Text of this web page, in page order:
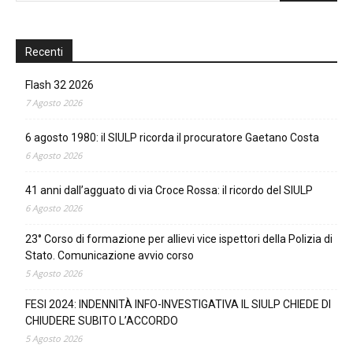
Recenti
Flash 32 2026
7 Agosto 2026
6 agosto 1980: il SIULP ricorda il procuratore Gaetano Costa
6 Agosto 2026
41 anni dall’agguato di via Croce Rossa: il ricordo del SIULP
6 Agosto 2026
23° Corso di formazione per allievi vice ispettori della Polizia di
Stato. Comunicazione avvio corso
5 Agosto 2026
FESI 2024: INDENNITÀ INFO-INVESTIGATIVA IL SIULP CHIEDE DI
CHIUDERE SUBITO L’ACCORDO
5 Agosto 2026